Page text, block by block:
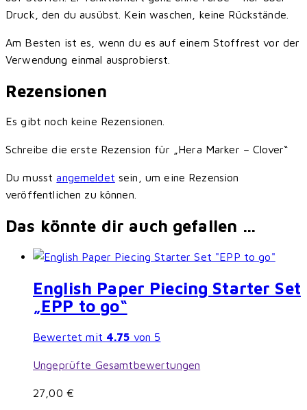
Druck, den du ausübst. Kein waschen, keine Rückstände.
Am Besten ist es, wenn du es auf einem Stoffrest vor der
Verwendung einmal ausprobierst.
Rezensionen
Es gibt noch keine Rezensionen.
Schreibe die erste Rezension für „Hera Marker – Clover“
Du musstangemeldet sein, um eine Rezension
veröffentlichen zu können.
Das könnte dir auch gefallen …
English Paper Piecing Starter Set
„EPP to go“
Bewertet mit 4.75 von 5
Ungeprüfte Gesamtbewertungen
27,00 €